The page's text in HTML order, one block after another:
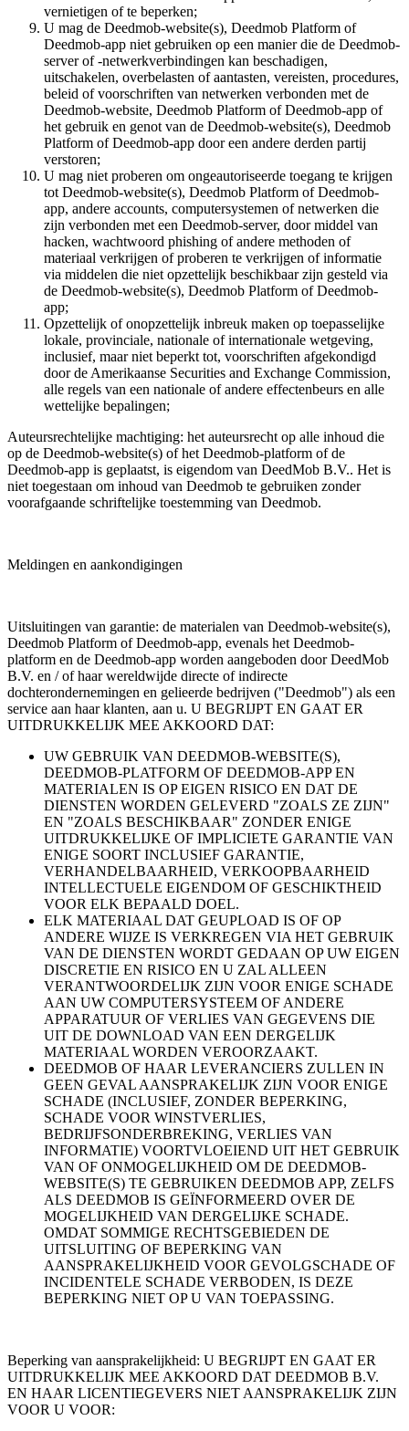
vernietigen of te beperken;
U mag de Deedmob-website(s), Deedmob Platform of
Deedmob-app niet gebruiken op een manier die de Deedmob-
server of -netwerkverbindingen kan beschadigen,
uitschakelen, overbelasten of aantasten, vereisten, procedures,
beleid of voorschriften van netwerken verbonden met de
Deedmob-website, Deedmob Platform of Deedmob-app of
het gebruik en genot van de Deedmob-website(s), Deedmob
Platform of Deedmob-app door een andere derden partij
verstoren;
U mag niet proberen om ongeautoriseerde toegang te krijgen
tot Deedmob-website(s), Deedmob Platform of Deedmob-
app, andere accounts, computersystemen of netwerken die
zijn verbonden met een Deedmob-server, door middel van
hacken, wachtwoord phishing of andere methoden of
materiaal verkrijgen of proberen te verkrijgen of informatie
via middelen die niet opzettelijk beschikbaar zijn gesteld via
de Deedmob-website(s), Deedmob Platform of Deedmob-
app;
Opzettelijk of onopzettelijk inbreuk maken op toepasselijke
lokale, provinciale, nationale of internationale wetgeving,
inclusief, maar niet beperkt tot, voorschriften afgekondigd
door de Amerikaanse Securities and Exchange Commission,
alle regels van een nationale of andere effectenbeurs en alle
wettelijke bepalingen;
Auteursrechtelijke machtiging: het auteursrecht op alle inhoud die
op de Deedmob-website(s) of het Deedmob-platform of de
Deedmob-app is geplaatst, is eigendom van DeedMob B.V.. Het is
niet toegestaan ​​om inhoud van Deedmob te gebruiken zonder
voorafgaande schriftelijke toestemming van Deedmob.
Meldingen en aankondigingen
Uitsluitingen van garantie: de materialen van Deedmob-website(s),
Deedmob Platform of Deedmob-app, evenals het Deedmob-
platform en de Deedmob-app worden aangeboden door DeedMob
B.V. en / of haar wereldwijde directe of indirecte
dochterondernemingen en gelieerde bedrijven ("Deedmob") als een
service aan haar klanten, aan u. U BEGRIJPT EN GAAT ER
UITDRUKKELIJK MEE AKKOORD DAT:
UW GEBRUIK VAN DEEDMOB-WEBSITE(S),
DEEDMOB-PLATFORM OF DEEDMOB-APP EN
MATERIALEN IS OP EIGEN RISICO EN DAT DE
DIENSTEN WORDEN GELEVERD "ZOALS ZE ZIJN"
EN "ZOALS BESCHIKBAAR" ZONDER ENIGE
UITDRUKKELIJKE OF IMPLICIETE GARANTIE VAN
ENIGE SOORT INCLUSIEF GARANTIE,
VERHANDELBAARHEID, VERKOOPBAARHEID
INTELLECTUELE EIGENDOM OF GESCHIKTHEID
VOOR ELK BEPAALD DOEL.
ELK MATERIAAL DAT GEUPLOAD IS OF OP
ANDERE WIJZE IS VERKREGEN VIA HET GEBRUIK
VAN DE DIENSTEN WORDT GEDAAN OP UW EIGEN
DISCRETIE EN RISICO EN U ZAL ALLEEN
VERANTWOORDELIJK ZIJN VOOR ENIGE SCHADE
AAN UW COMPUTERSYSTEEM OF ANDERE
APPARATUUR OF VERLIES VAN GEGEVENS DIE
UIT DE DOWNLOAD VAN EEN DERGELIJK
MATERIAAL WORDEN VEROORZAAKT.
DEEDMOB OF HAAR LEVERANCIERS ZULLEN IN
GEEN GEVAL AANSPRAKELIJK ZIJN VOOR ENIGE
SCHADE (INCLUSIEF, ZONDER BEPERKING,
SCHADE VOOR WINSTVERLIES,
BEDRIJFSONDERBREKING, VERLIES VAN
INFORMATIE) VOORTVLOEIEND UIT HET GEBRUIK
VAN OF ONMOGELIJKHEID OM DE DEEDMOB-
WEBSITE(S) TE GEBRUIKEN DEEDMOB APP, ZELFS
ALS DEEDMOB IS GEÏNFORMEERD OVER DE
MOGELIJKHEID VAN DERGELIJKE SCHADE.
OMDAT SOMMIGE RECHTSGEBIEDEN DE
UITSLUITING OF BEPERKING VAN
AANSPRAKELIJKHEID VOOR GEVOLGSCHADE OF
INCIDENTELE SCHADE VERBODEN, IS DEZE
BEPERKING NIET OP U VAN TOEPASSING.
Beperking van aansprakelijkheid: U BEGRIJPT EN GAAT ER
UITDRUKKELIJK MEE AKKOORD DAT DEEDMOB B.V.
EN HAAR LICENTIEGEVERS NIET AANSPRAKELIJK ZIJN
VOOR U VOOR: